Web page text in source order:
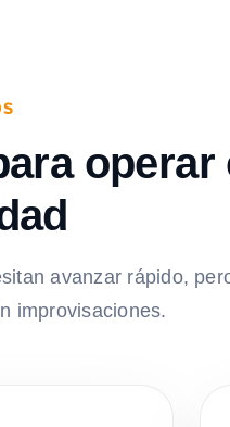
operar
avanzar rápido,
improvisaciones.